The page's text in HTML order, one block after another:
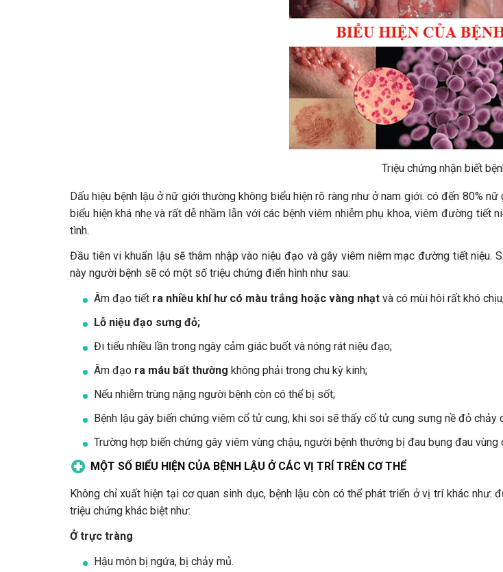
Triệu chứng nhận biết
Dấu hiệu bệnh lậu ở nữ giới thường không biểu hiện rõ ràng như ở nam giới. có đến 80%
biểu hiện khá nhẹ và rất dễ nhầm lẫn với các bệnh viêm nhiễm phụ khoa, viêm đường tiết
tình.
Đầu tiên vi khuẩn lậu sẽ thâm nhập vào niệu đạo và gây viêm niêm mạc đường tiết niệu.
này người bệnh sẽ có một số triệu chứng điển hình như sau:
Âm đạo tiết ra nhiều khí hư có màu trắng hoặc vàng nhạt và có mùi hôi rất khó
Lỗ niệu đạo sưng đỏ;
Đi tiểu nhiều lần trong ngày cảm giác buốt và nóng rát niệu đạo;
Âm đạo ra máu bất thường không phải trong chu kỳ kinh;
Nếu nhiễm trùng nặng người bệnh còn có thể bị sốt;
Bệnh lậu gây biến chứng viêm cổ tử cung, khi soi sẽ thấy cổ tử cung sưng nề đỏ chảy
Trường hợp biến chứng gây viêm vùng chậu, người bệnh thường bị đau bụng đau vùng
MỘT SỐ BIỂU HIỆN CỦA BỆNH LẬU Ở CÁC VỊ TRÍ TRÊN CƠ THỂ
Không chỉ xuất hiện tại cơ quan sinh dục, bệnh lậu còn có thể phát triển ở vị trí khác như:
triệu chứng khác biệt như:
Ở trực tràng
Hậu môn bị ngứa, bị chảy mủ.